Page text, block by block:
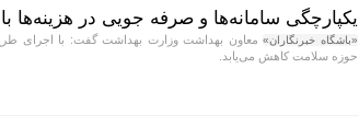
یکپارچگی سامانه‌ها و صرفه جویی در هزینه‌ها
«باشگاه خبرنگاران»معاون بهداشت وزارت بهداشت گفت: با اجرای طرح
حوزه سلامت کاهش می‌یابد.